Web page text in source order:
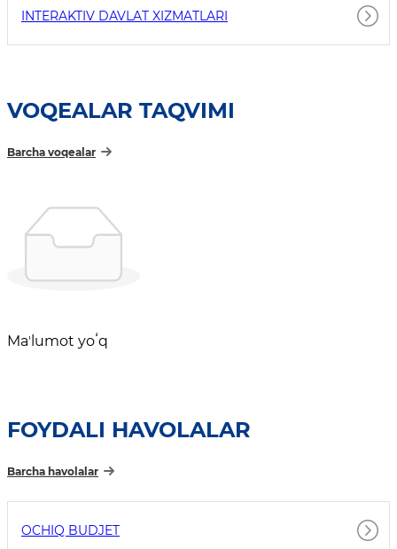
INTERAKTIV DAVLAT XIZMATLARI
VOQEALAR TAQVIMI
Barcha voqealar
Maʼlumot yoʻq
FOYDALI HAVOLALAR
Barcha havolalar
OCHIQ BUDJET